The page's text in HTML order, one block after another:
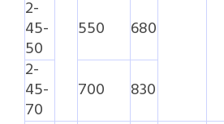
2-
45-
50
550
680
2-
45-
70
700 830